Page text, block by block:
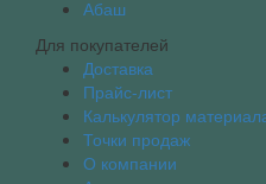
Абаш
Для покупателей
Доставка
Прайс-лист
Калькулятор
Точки продаж
О компании